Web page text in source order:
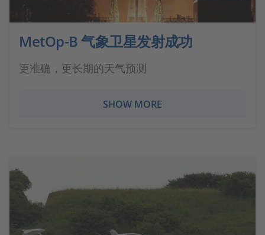
MetOp-B 气象卫星发射成功
更准确，更长期的天气预测
SHOW MORE